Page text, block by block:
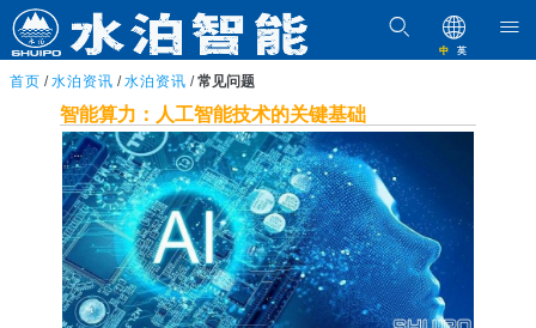
中 英
首页 / 水泊资讯 / 水泊资讯 / 常见问题
智能算力：人工智能技术的关键基础